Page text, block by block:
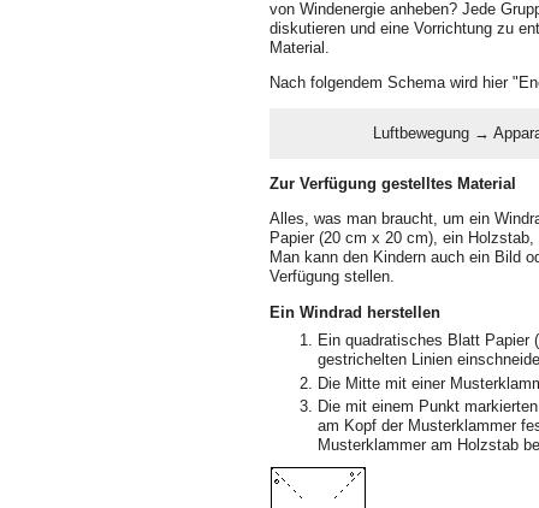
von Windenergie anheben? Jede
diskutieren und eine Vorrichtung zu
Material.
Nach folgendem Schema wird hier
Luftbewegung →
Zur Verfügung gestelltes Material
Alles, was man braucht, um ein
Papier (20 cm x 20 cm), ein
Man kann den Kindern auch ein Bild
Verfügung stellen.
Ein Windrad herstellen
Ein quadratisches Blatt Papier
gestrichelten Linien
Die Mitte mit einer
Die mit einem Punkt
am Kopf der Musterklammer
Musterklammer am Holzstab